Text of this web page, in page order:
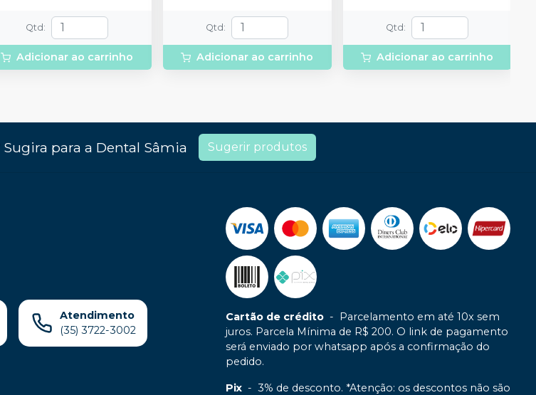
Qtd :
Adicionar ao carrinho
Qtd :
Adicionar ao carrinho
Qtd :
Adicionar ao carrinho
Sugira para a Dental Sâmia Sugerir produtos
Atendimento
(35) 3722-3002
Cartão de crédito - Parcelamento em até 10x sem
juros. Parcela Mínima de R$ 200. O link de pagamento
será enviado por whatsapp após a confirmação do
pedido.
Pix - 3% de desconto. *Atenção: os descontos não são